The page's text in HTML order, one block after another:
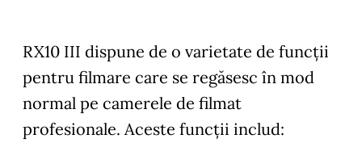
RX10 III dispune de o varietate de funcţii
pentru filmare care se regăsesc în mod
normal pe camerele de filmat
profesionale. Aceste funcţii includ: